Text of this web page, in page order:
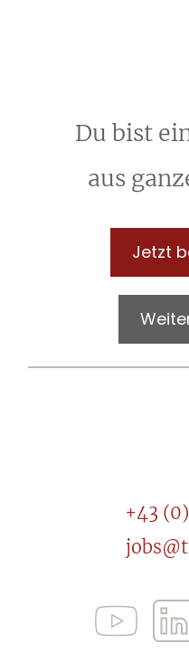
Du bist
aus
Jetzt
+43